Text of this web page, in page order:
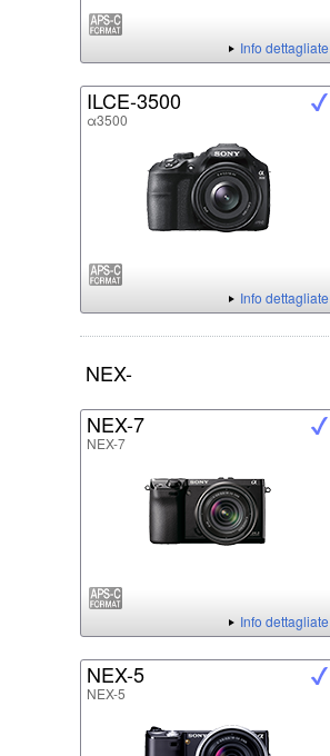
Info dettagliate
ILCE-3500
α3500
Info dettagliate
NEX-
NEX-7
NEX-7
Info dettagliate
NEX-5
NEX-5